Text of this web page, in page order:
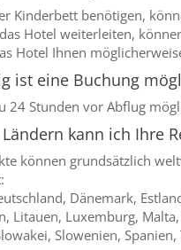
Kinderbett benötigen,
Hotel weiterleiten,
Hotel Ihnen
ist eine Buchung
24 Stunden vor Abflug
kann ich Ihre
können grundsätzlich
Dänemark,
Litauen, Luxemburg,
Slowenien,